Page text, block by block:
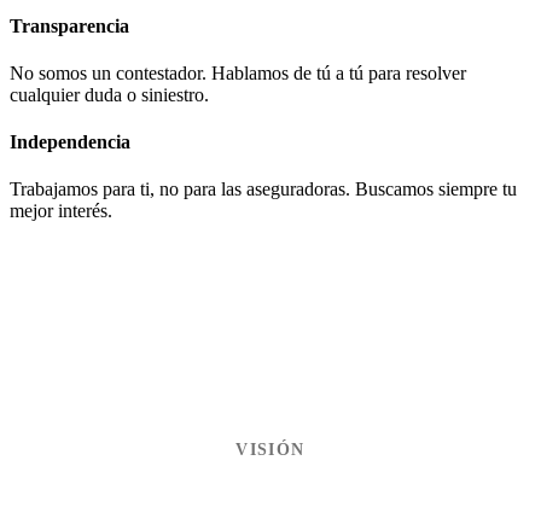
Transparencia
No somos un contestador. Hablamos de tú a tú para resolver
cualquier duda o siniestro.
Independencia
Trabajamos para ti, no para las aseguradoras. Buscamos siempre tu
mejor interés.
VISIÓN